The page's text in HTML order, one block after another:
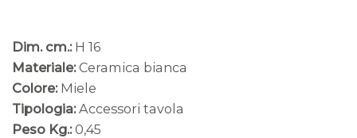
Dim. cm.: H 16
Materiale: Ceramica bianca
Colore: Miele
Tipologia: Accessori tavola
Peso Kg.: 0,45